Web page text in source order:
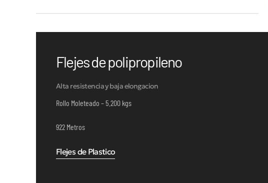
Flejes de polipropileno
Alta resistencia y baja elongacion
Rollo Moleteado – 5.200 kgs
922 Metros
Flejes de Plastico